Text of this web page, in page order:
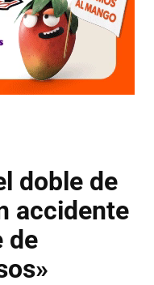
doble de
accidente
de